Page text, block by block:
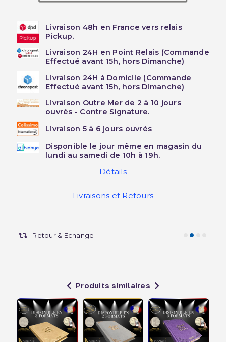
Livraison 48h en France vers relais
Pickup.
Livraison 24H en Point Relais (Commande
Effectué avant 15h, hors Dimanche)
Livraison 24H à Domicile (Commande
Effectué avant 15h, hors Dimanche)
Livraison Outre Mer de 2 à 10 jours
ouvrés - Contre Signature.
Livraison 5 à 6 jours ouvrés
Disponible le jour même en magasin du
lundi au samedi de 10h à 19h.
Détails
Livraisons et Retours
Retour & Echange
Produits similaires